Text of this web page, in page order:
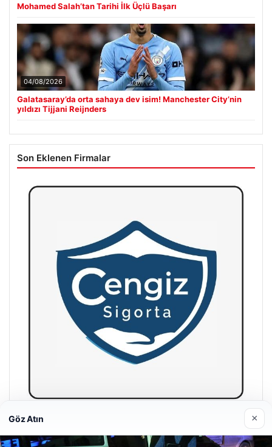
Mohamed Salah’tan Tarihi İlk Üçlü Başarı
04/08/2026
Galatasaray’da orta sahaya dev isim! Manchester City’nin
yıldızı Tijjani Reijnders
Son Eklenen Firmalar
Hastaş Beton
26/05/2026
Göz Atın ×